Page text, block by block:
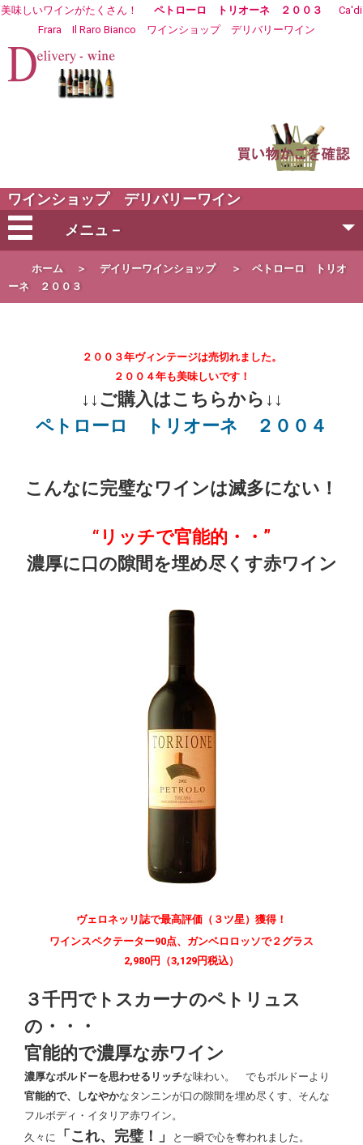
美味しいワインがたくさん！ ペトローロ トリオーネ ２００３
Ca'di
Frara Il Raro Bianco ワインショップ デリバリーワイン
ワインショップ デリバリーワイン
メニュ－
会社概要
営業日・お届け日
配送・送料
メルマガ登録
ワイン検索
【ワインセラーショップ】
お電話 （03-5913-8046）
ホーム ＞ デイリーワインショップ ＞ ペトローロ トリオ
ーネ ２００３
２００３年ヴィンテージは売切れました。
２００４年も美味しいです！
↓↓ご購入はこちらから↓↓
ペトローロ トリオーネ ２００４
こんなに完璧なワインは滅多にない！
“リッチで官能的・・”
濃厚に口の隙間を埋め尽くす赤ワイン
ヴェロネッリ誌で最高評価（３ツ星）獲得！
ワインスペクテーター90点、ガンベロロッソで２グラス
2,980円（3,129円税込）
３千円でトスカーナのペトリュス
の・・・
官能的で濃厚な赤ワイン
濃厚なボルドーを思わせるリッチな味わい。 でもボルドーより
官能的で、しなやかなタンニンが口の隙間を埋め尽くす、そんな
フルボディ・イタリア赤ワイン。
久々に
「これ、完璧！」
と一瞬で心を奪われました。